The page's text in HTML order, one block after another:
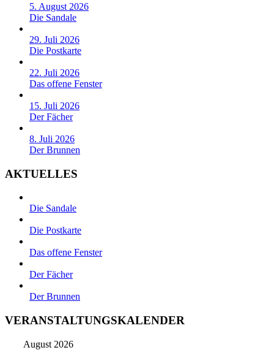
5. August 2026
Die Sandale
29. Juli 2026
Die Postkarte
22. Juli 2026
Das offene Fenster
15. Juli 2026
Der Fächer
8. Juli 2026
Der Brunnen
AKTUELLES
Die Sandale
Die Postkarte
Das offene Fenster
Der Fächer
Der Brunnen
VERANSTALTUNGSKALENDER
August 2026